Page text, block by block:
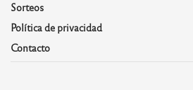
Sorteos
Política de privacidad
Contacto